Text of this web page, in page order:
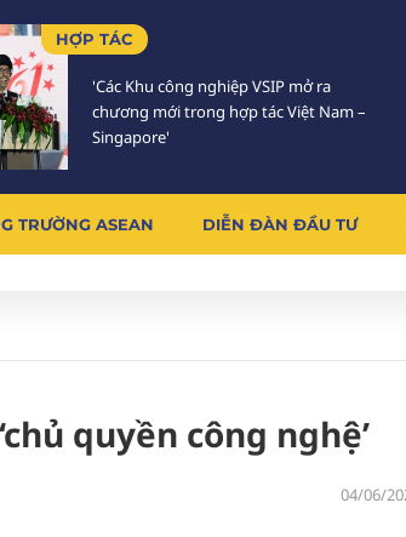
HỢP TÁC
'Các Khu công nghiệp VSIP mở ra
chương mới trong hợp tác Việt Nam –
Singapore'
TRƯỜNG ASEAN DIỄN ĐÀN ĐẦU TƯ
quyền công nghệ’
04/06/